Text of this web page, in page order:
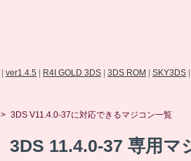
ver1.4.5 R4I GOLD 3DS 3DS ROM SKY3DS
> 3DS V11.4.0-37に対応できるマジコン一覧
3DS 11.4.0-37 専用マ